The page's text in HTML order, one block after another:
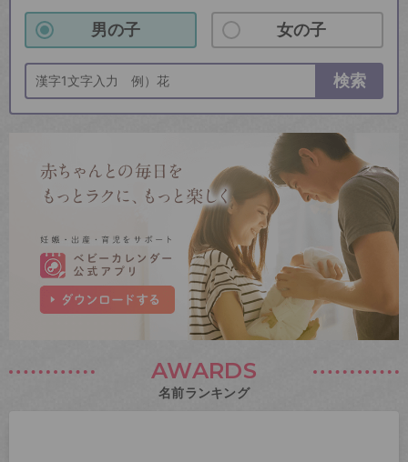
男の子 女の子
検索
AWARDS
名前ランキング